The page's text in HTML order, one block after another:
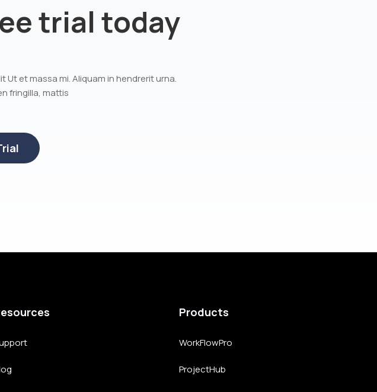
trial today
et massa mi. Aliquam in hendrerit urna.
fringilla, mattis
Products
WorkFlowPro
ProjectHub